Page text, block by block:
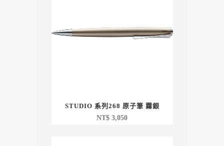
STUDIO 系列268 原子筆 霧銀
NT$ 3,050